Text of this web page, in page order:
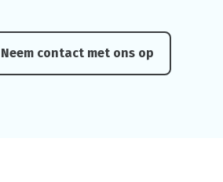
Neem contact met ons op